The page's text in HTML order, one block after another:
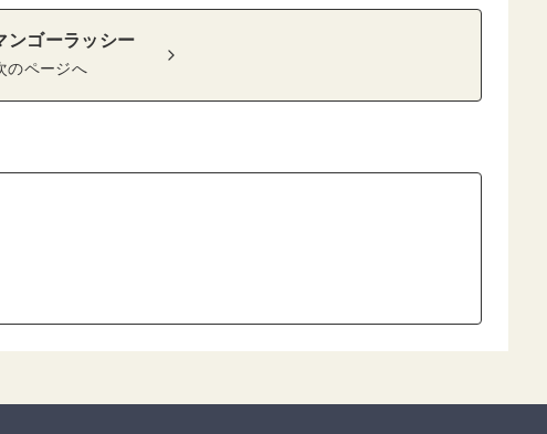
ンゴーラッシー
のページへ